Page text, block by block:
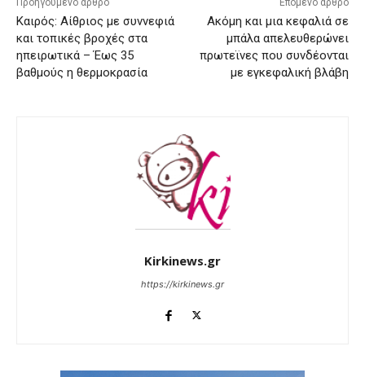
Καιρός: Αίθριος με συννεφιά
και τοπικές βροχές στα
ηπειρωτικά – Έως 35
βαθμούς η θερμοκρασία
Ακόμη και μια κεφαλιά σε
μπάλα απελευθερώνει
πρωτεϊνες που συνδέονται
με εγκεφαλική βλάβη
Kirkinews.gr
https://kirkinews.gr